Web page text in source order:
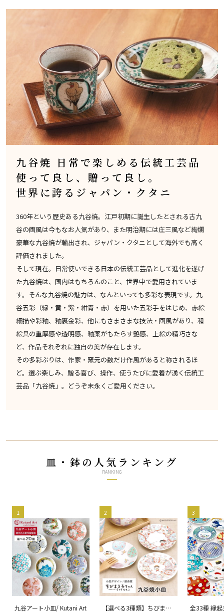
九谷焼 日常で楽しめる伝統工芸品
使って良し、贈って良し。
世界に誇るジャパン・クタニ
360年という歴史ある九谷焼。江戸初期に誕生したとされる古九
谷の画風は今もなお人気があり、また明治期には庄三風など絢爛
豪華な九谷焼が輸出され、ジャパン・クタニとして海外でも高く
評価されました。
そして現在。日常使いできる日本の伝統工芸品として進化を遂げ
た九谷焼は、国内はもちろんのこと、世界中で愛用されていま
す。そんな九谷焼の魅力は、なんといっても多彩な表現です。九
谷五彩（緑・黄・紫・紺青・赤）を用いた五彩手をはじめ、赤絵
細描や彩釉、釉裏金彩、他にもさまさまな技法・画風があり、和
絵具の重厚感や透明感、釉薬がもたらす艶感、上絵の精巧さな
ど、作品それぞれに独自の美が存在します。
その多彩ぶりは、作家・窯元の数だけ作風があると称されるほ
ど。選ぶ楽しみ、贈る喜び、操作、使うたびに愛着が湧く伝統工
芸品「九谷焼」。どうぞ末永くご愛用ください。
皿・鉢の人気ランキング
RANKING
1
九谷アート小皿/ Kutani Art
2
【選べる3種類】ちびまる
3
全33種 縁